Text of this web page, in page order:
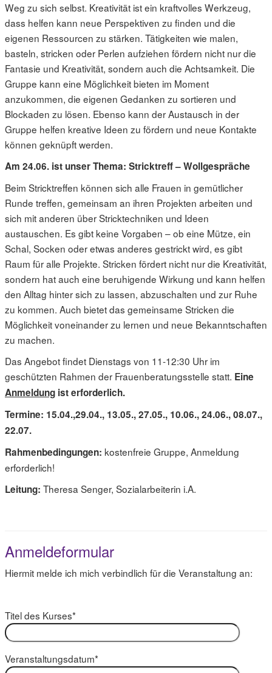
Weg zu sich selbst. Kreativität ist ein kraftvolles Werkzeug,
dass helfen kann neue Perspektiven zu finden und die
eigenen Ressourcen zu stärken. Tätigkeiten wie malen,
basteln, stricken oder Perlen aufziehen fördern nicht nur die
Fantasie und Kreativität, sondern auch die Achtsamkeit. Die
Gruppe kann eine Möglichkeit bieten im Moment
anzukommen, die eigenen Gedanken zu sortieren und
Blockaden zu lösen. Ebenso kann der Austausch in der
Gruppe helfen kreative Ideen zu fördern und neue Kontakte
können geknüpft werden.
Am 24.06. ist unser Thema: Stricktreff – Wollgespräche
Beim Stricktreffen können sich alle Frauen in gemütlicher
Runde treffen, gemeinsam an ihren Projekten arbeiten und
sich mit anderen über Stricktechniken und Ideen
austauschen. Es gibt keine Vorgaben – ob eine Mütze, ein
Schal, Socken oder etwas anderes gestrickt wird, es gibt
Raum für alle Projekte. Stricken fördert nicht nur die Kreativität,
sondern hat auch eine beruhigende Wirkung und kann helfen
den Alltag hinter sich zu lassen, abzuschalten und zur Ruhe
zu kommen. Auch bietet das gemeinsame Stricken die
Möglichkeit voneinander zu lernen und neue Bekanntschaften
zu machen.
Das Angebot findet Dienstags von 11-12:30 Uhr im
geschützten Rahmen der Frauenberatungsstelle statt. Eine
Anmeldung ist erforderlich.
Termine: 15.04.,29.04., 13.05., 27.05., 10.06., 24.06., 08.07.,
22.07.
Rahmenbedingungen: kostenfreie Gruppe, Anmeldung
erforderlich!
Leitung: Theresa Senger, Sozialarbeiterin i.A.
Anmeldeformular
Hiermit melde ich mich verbindlich für die Veranstaltung an:
Titel des Kurses*
Veranstaltungsdatum*